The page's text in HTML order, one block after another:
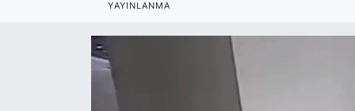
YAYINLANMA